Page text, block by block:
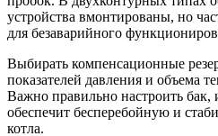
устройства вмонтированы, но
для безаварийного
Выбирать компенсационные
показателей давления и объема
Важно правильно настроить бак,
обеспечит бесперебойную и
котла.